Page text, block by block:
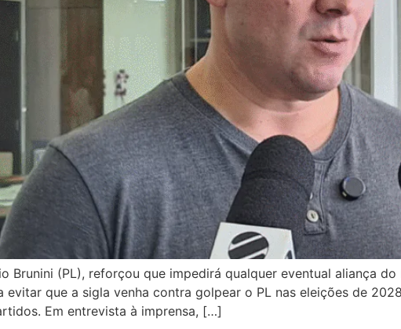
Brunini (PL), reforçou que impedirá qualquer eventual aliança
evitar que a sigla venha contra golpear o PL nas eleições de
Em entrevista à imprensa, […]